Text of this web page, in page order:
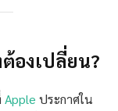
องเปลี่ยน?
Apple ประกาศใน